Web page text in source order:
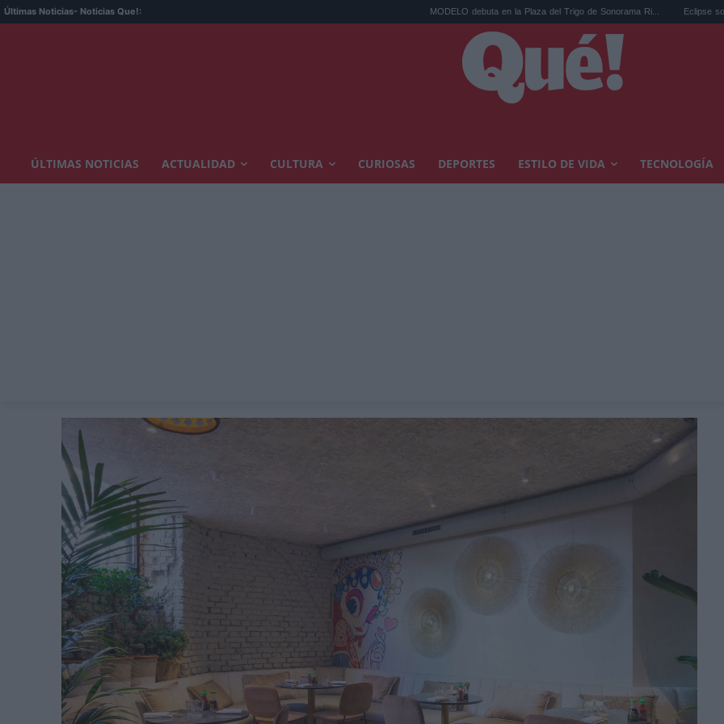
Últimas Noticias- Noticias Que!: MODELO debuta en la Plaza del Trigo de Sonorama Ri... Eclipse solar en Cariñena del
ÚLTIMAS NOTICIAS ACTUALIDAD CULTURA CURIOSAS DEPORTES ESTILO DE VIDA TECNOLOGÍA